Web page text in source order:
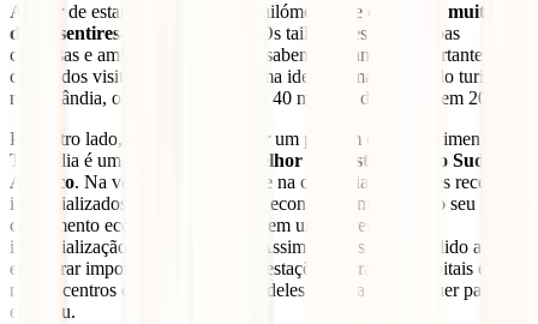
Apesar de estares a milhares de quilómetros de casa,
será muito
difícil sentires-te mal recebido
. Os tailandeses são pessoas
calorosas e amigáveis ​​e claro que sabem o quanto é importante
cuidar dos visitantes. Para teres uma ideia da magnitude do turismo
na Tailândia, o país recebeu quase 40 milhões de turistas em 2019.
Por outro lado, apesar de ainda ser um país em desenvolvimento, a
Tailândia é um dos países com
melhor infraestrutura do Sudeste
Asiático. Na verdade, enquadra-se na categoria de “países recém-
industrializados” por causa da sua economia emergente, o seu rápido
crescimento económico e porque tem um processo de
industrialização quase completo. Assim, ficarás surpreendido ao
encontrar imponentes aeroportos, estações, estradas, hospitais e
macro-centros comerciais, muitos deles à altura de qualquer país
europeu.